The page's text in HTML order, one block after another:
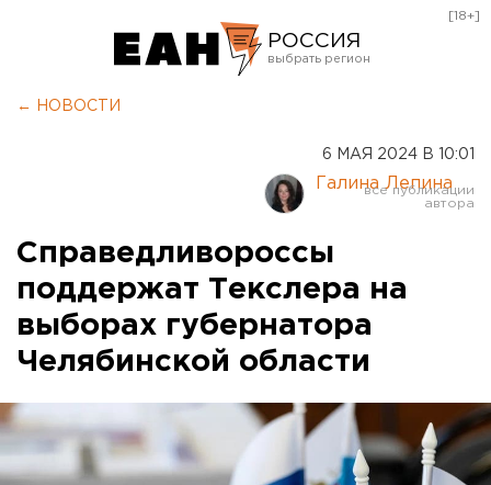
РОССИЯ
Курган
Оренбург
[18+]
← НОВОСТИ
6 МАЯ 2024 В 10:01
Галина Лепина
Справедливороссы
поддержат Текслера на
выборах губернатора
Челябинской области